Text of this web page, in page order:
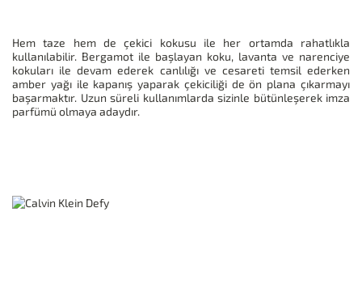
Hem taze hem de çekici kokusu ile her ortamda rahatlıkla
kullanılabilir. Bergamot ile başlayan koku, lavanta ve narenciye
kokuları ile devam ederek canlılığı ve cesareti temsil ederken
amber yağı ile kapanış yaparak çekiciliği de ön plana çıkarmayı
başarmaktır. Uzun süreli kullanımlarda sizinle bütünleşerek imza
parfümü olmaya adaydır.